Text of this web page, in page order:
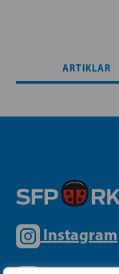
ARTIKLAR
Instagram